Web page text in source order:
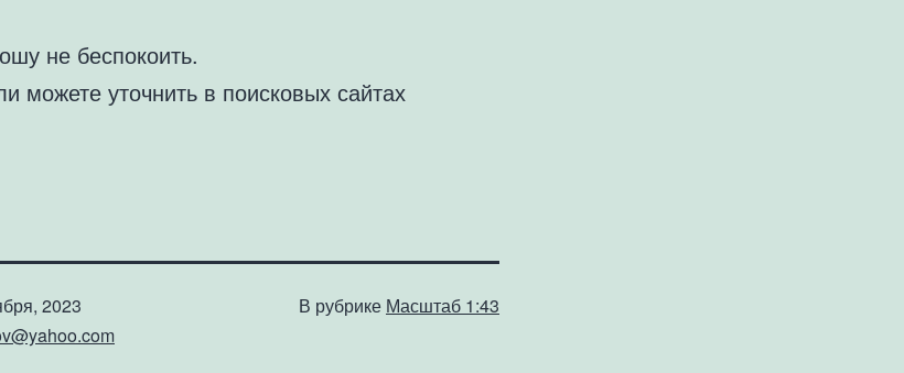
не беспокоить.
можете уточнить в поисковых сайтах
2023
В рубрике Масштаб 1:43